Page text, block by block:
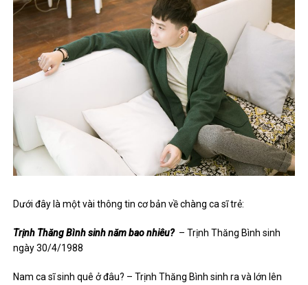
Dưới đây là một vài thông tin cơ bản về chàng ca sĩ trẻ:
Trịnh Thăng Bình sinh năm bao nhiêu?– Trịnh Thăng Bình sinh
ngày 30/4/1988
Nam ca sĩ sinh quê ở đâu? – Trịnh Thăng Bình sinh ra và lớn lên